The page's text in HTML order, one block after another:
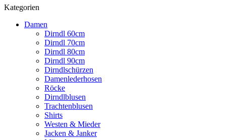
Kategorien
Damen
Dirndl 60cm
Dirndl 70cm
Dirndl 80cm
Dirndl 90cm
Dirndlschürzen
Damenlederhosen
Röcke
Dirndlblusen
Trachtenblusen
Shirts
Westen & Mieder
Jacken & Janker